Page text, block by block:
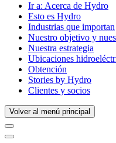
Ir a: Acerca de Hydro
Esto es Hydro
Industrias que importan
Nuestro objetivo y
Nuestra estrategia
Ubicaciones
Obtención
Stories by Hydro
Clientes y socios
Volver al menú principal